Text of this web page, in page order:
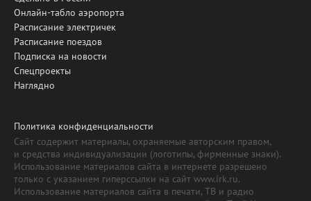
Онлайн-табло аэропорта
Расписание электричек
Расписание поездов
Подписка на новости
Спецпроекты
Наглядно
Политика конфиденциальности
Сайт содержит материалы, охраняемые авторским правом,
и средства индивидуализации (логотипы, фирменные знаки).
Использование материалов сайта в интернете разрешено
только с указанием гиперссылки на сайт www.irk.ru.
Использование материалов сайта в печати, ТВ и радио